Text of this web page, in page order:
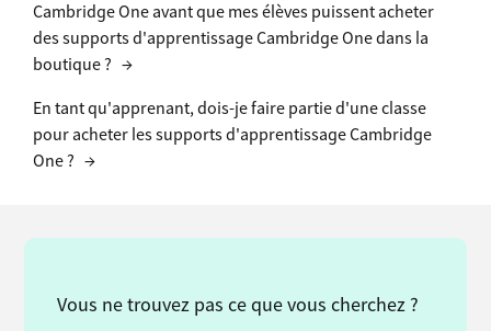
Cambridge One avant que mes élèves puissent acheter
des supports d'apprentissage Cambridge One dans la
boutique ? →
En tant qu'apprenant, dois-je faire partie d'une classe
pour acheter les supports d'apprentissage Cambridge
One ? →
Vous ne trouvez pas ce que vous cherchez ?